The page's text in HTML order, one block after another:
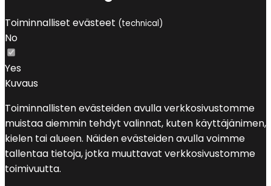
Toiminnalliset evästeet (technical)
No
Yes
Kuvaus
Toiminnallisten evästeiden avulla verkkosivustomme
muistaa aiemmin tehdyt valinnat, kuten käyttäjänimen,
kielen tai alueen. Näiden evästeiden avulla voimme
tallentaa tietoja, jotka muuttavat verkkosivustomme
toimivuutta.